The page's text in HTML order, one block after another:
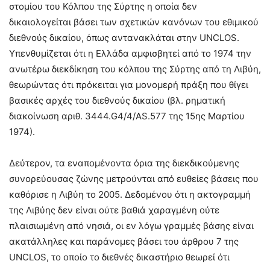
στομίου του Κόλπου της Σύρτης η οποία δεν
δικαιολογείται βάσει των σχετικών κανόνων του εθιμικού
διεθνούς δικαίου, όπως αντανακλάται στην UNCLOS.
Υπενθυμίζεται ότι η Ελλάδα αμφισβητεί από το 1974 την
ανωτέρω διεκδίκηση του κόλπου της Σύρτης από τη Λιβύη,
θεωρώντας ότι πρόκειται για μονομερή πράξη που θίγει
βασικές αρχές του διεθνούς δικαίου (βλ. ρηματική
διακοίνωση αριθ. 3444.G4/4/AS.577 της 15ης Μαρτίου
1974).
Δεύτερον, τα εναπομένοντα όρια της διεκδικούμενης
συνορεύουσας ζώνης μετρούνται από ευθείες βάσεις που
καθόρισε η Λιβύη το 2005. Δεδομένου ότι η ακτογραμμή
της Λιβύης δεν είναι ούτε βαθιά χαραγμένη ούτε
πλαισιωμένη από νησιά, οι εν λόγω γραμμές βάσης είναι
ακατάλληλες και παράνομες βάσει του άρθρου 7 της
UNCLOS, το οποίο το διεθνές δικαστήριο θεωρεί ότι